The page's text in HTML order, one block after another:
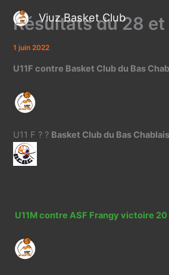
Viuz Basket Club
Résultats du 28
1 juin 2022
U11F contre Basket Club du Bas
U11 F ? ? Basket Club du Bas Chablais
U11M contre ASF Frangy victoire 20